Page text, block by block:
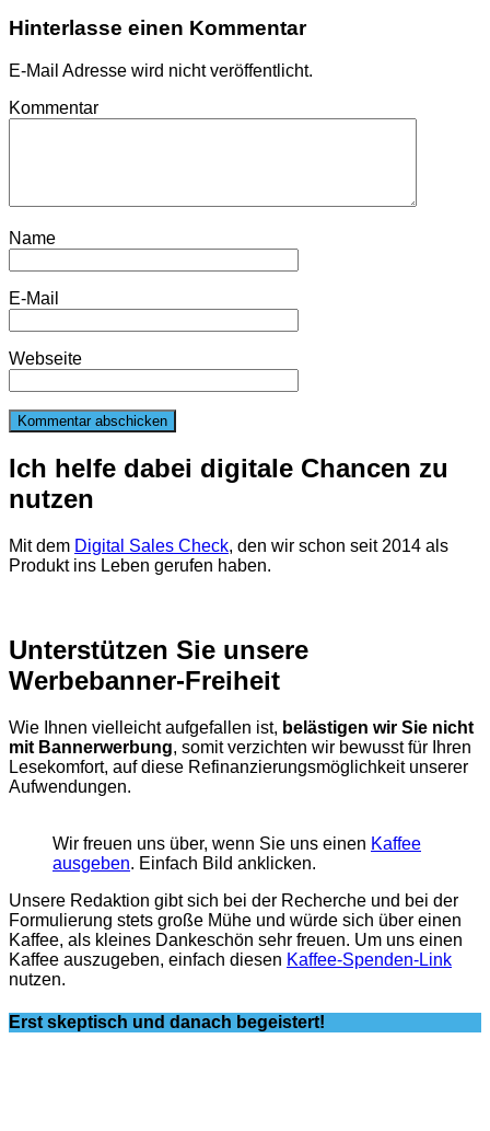
Hinterlasse einen Kommentar
E-Mail Adresse wird nicht veröffentlicht.
Kommentar
Name
E-Mail
Webseite
Ich helfe dabei digitale Chancen zu
nutzen
Mit dem Digital Sales Check, den wir schon seit 2014 als
Produkt ins Leben gerufen haben.
Unterstützen Sie unsere
Werbebanner-Freiheit
Wie Ihnen vielleicht aufgefallen ist, belästigen wir Sie nicht
mit Bannerwerbung, somit verzichten wir bewusst für Ihren
Lesekomfort, auf diese Refinanzierungsmöglichkeit unserer
Aufwendungen.
Wir freuen uns über, wenn Sie uns einen Kaffee
ausgeben. Einfach Bild anklicken.
Unsere Redaktion gibt sich bei der Recherche und bei der
Formulierung stets große Mühe und würde sich über einen
Kaffee, als kleines Dankeschön sehr freuen. Um uns einen
Kaffee auszugeben, einfach diesen Kaffee-Spenden-Link
nutzen.
Erst skeptisch und danach begeistert!